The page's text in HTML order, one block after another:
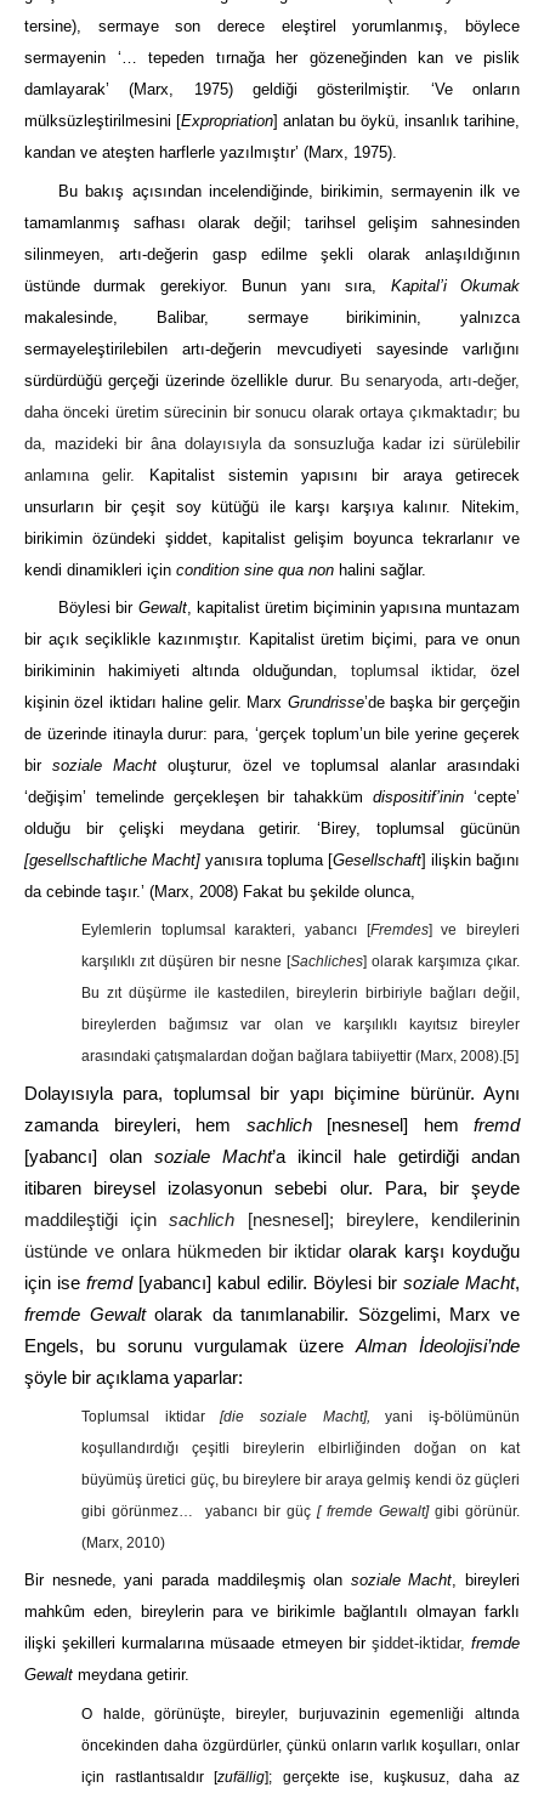
tersine), sermaye son derece eleştirel yorumlanmış, böylece
sermayenin ‘… tepeden tırnağa her gözeneğinden kan ve pislik
damlayarak’ (Marx, 1975)geldiği gösterilmiştir. ‘Ve onların
mülksüzleştirilmesini [Expropriation] anlatan bu öykü, insanlık tarihine,
kandan ve ateşten harflerle yazılmıştır’ (Marx, 1975).
Bu bakış açısından incelendiğinde, birikimin, sermayenin ilk ve
tamamlanmış safhası olarak değil; tarihsel gelişim sahnesinden
silinmeyen, artı-değerin gasp edilme şekli olarak anlaşıldığının
üstünde durmak gerekiyor. Bunun yanı sıra, Kapital’i Okumak
makalesinde, Balibar, sermaye birikiminin, yalnızca
sermayeleştirilebilen artı-değerin mevcudiyeti sayesinde varlığını
sürdürdüğü gerçeği üzerinde özellikle durur. Bu senaryoda, artı-değer,
daha önceki üretim sürecinin bir sonucu olarak ortaya çıkmaktadır; bu
da, mazideki bir âna dolayısıyla da sonsuzluğa kadar izi sürülebilir
anlamına gelir.
Kapitalist sistemin yapısını bir araya getirecek
unsurların bir çeşit soy kütüğü ile karşı karşıya kalınır. Nitekim,
birikimin özündeki şiddet, kapitalist gelişim boyunca tekrarlanır ve
kendi dinamikleri için condition sine qua non halini sağlar.
Böylesi bir Gewalt, kapitalist üretim biçiminin yapısına muntazam
bir açık seçiklikle kazınmıştır. Kapitalist üretim biçimi, para ve onun
birikiminin hakimiyeti altında olduğundan, toplumsal iktidar, özel
kişinin özel iktidarı haline gelir. Marx Grundrisse’de başka bir gerçeğin
de üzerinde itinayla durur: para, ‘gerçek toplum’un bile yerine geçerek
bir soziale Macht oluşturur, özel ve toplumsal alanlar arasındaki
‘değişim’ temelinde gerçekleşen bir tahakkümdispositif’inin ‘cepte’
olduğu bir çelişki meydana getirir. ‘Birey, toplumsal gücünün
[gesellschaftliche Macht] yanısıra topluma [Gesellschaft] ilişkin bağını
da cebinde taşır.’ (Marx, 2008) Fakat bu şekilde olunca,
Eylemlerin toplumsal karakteri, yabancı [Fremdes] ve bireyleri
karşılıklı zıt düşüren bir nesne [Sachliches] olarak karşımıza çıkar.
Bu zıt düşürme ile kastedilen, bireylerin birbiriyle bağları değil,
bireylerden bağımsız var olan ve karşılıklı kayıtsız bireyler
arasındaki çatışmalardan doğan bağlara tabiiyettir(Marx, 2008).[5]
Dolayısıyla para, toplumsal bir yapı biçimine bürünür. Aynı
zamanda bireyleri, hem sachlich [nesnesel] hem fremd
[yabancı] olan soziale Macht’a ikincil hale getirdiği andan
itibaren bireysel izolasyonun sebebi olur. Para, bir şeyde
maddileştiği içinsachlich [nesnesel]; bireylere, kendilerinin
üstünde ve onlara hükmeden bir iktidarolarak karşı koyduğu
için isefremd[yabancı] kabul edilir. Böylesi bir soziale Macht,
fremde Gewaltolarak da tanımlanabilir. Sözgelimi, Marx ve
Engels, bu sorunu vurgulamak üzereAlman İdeolojisi’nde
şöyle bir açıklama yaparlar:
Toplumsal iktidar[die soziale Macht], yani iş-bölümünün
koşullandırdığı çeşitli bireylerin elbirliğinden doğan on kat
büyümüş üretici güç, bu bireylere bir araya gelmiş kendi öz güçleri
gibi görünmez… yabancı bir güç[ fremde Gewalt]gibi görünür.
(Marx, 2010)
Bir nesnede, yani parada maddileşmiş olan soziale Macht, bireyleri
mahkûm eden, bireylerin para ve birikimle bağlantılı olmayan farklı
ilişki şekilleri kurmalarına müsaade etmeyen bir şiddet-iktidar,fremde
Gewalt meydana getirir.
O halde, görünüşte, bireyler, burjuvazinin egemenliği altında
öncekinden daha özgürdürler, çünkü onların varlık koşulları, onlar
için rastlantısaldır [zufällig]; gerçekte ise, kuşkusuz, daha az